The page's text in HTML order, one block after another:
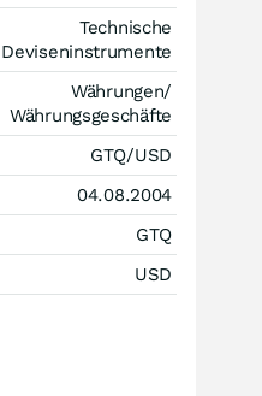
Technische
Deviseninstrumente
Währungen/
Währungsgeschäfte
GTQ/USD
04.08.2004
GTQ
USD